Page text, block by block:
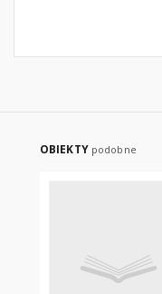
OBIEKTY podobne